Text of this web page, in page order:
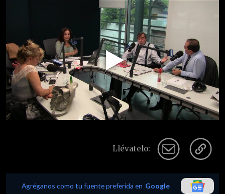
Play
Video
Llévatelo:
Agréganos como tu fuente preferida en Google